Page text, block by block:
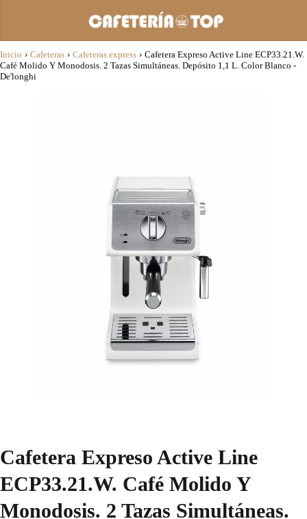
Inicio › Cafeteras › Cafeteras express › Cafetera Expreso Active Line ECP33.21.W.
Café Molido Y Monodosis. 2 Tazas Simultáneas. Depósito 1,1 L. Color Blanco -
De'longhi
Cafetera Expreso Active Line
ECP33.21.W. Café Molido Y
Monodosis. 2 Tazas Simultáneas.